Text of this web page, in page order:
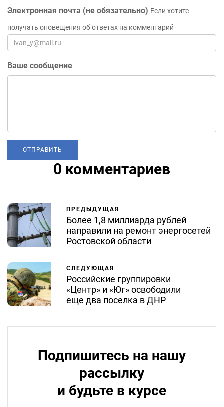
Электронная почта (не обязательно) Если хотите
получать оповещения об ответах на комментарий
Ваше сообщение
0 комментариев
ПРЕДЫДУЩАЯ
Более 1,8 миллиарда рублей
направили на ремонт энергосетей
Ростовской области
СЛЕДУЮЩАЯ
Российские группировки
«Центр» и «Юг» освободили
еще два поселка в ДНР
Подпишитесь на нашу
рассылку
и будьте в курсе